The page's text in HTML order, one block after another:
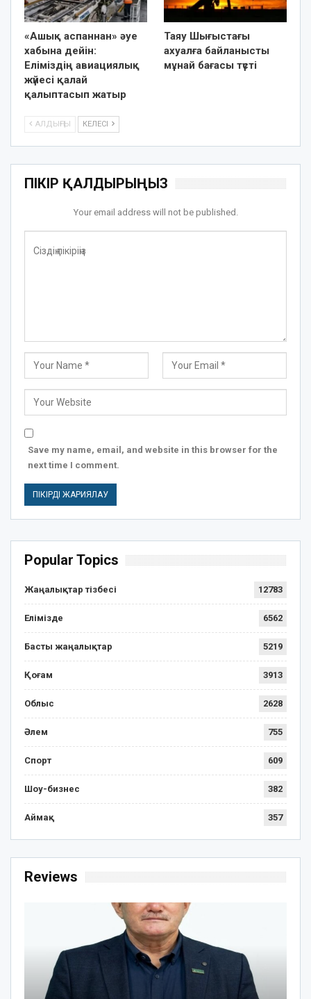
«Ашық аспаннан» әуе
хабына дейін:
Еліміздің авиациялық
жүйесі қалай
қалыптасып жатыр
Таяу Шығыстағы
ахуалға байланысты
мұнай бағасы түсті
АЛДЫҢҒЫ КЕЛЕСІ
ПІКІР ҚАЛДЫРЫҢЫЗ
Your email address will not be published.
Save my name, email, and website in this browser for the
next time I comment.
Popular Topics
Жаңалықтар тізбесі 12783
Елімізде 6562
Басты жаңалықтар 5219
Қоғам 3913
Облыс 2628
Әлем 755
Спорт 609
Шоу-бизнес 382
Аймақ 357
Reviews